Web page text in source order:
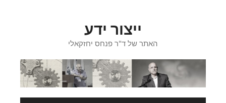
ייצור ידע
האתר של ד"ר פנחס יחזקאלי